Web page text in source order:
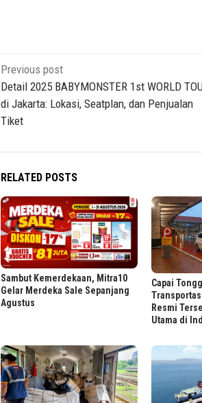
Post
navigation
Previous post
Detail 2025 BABYMONSTER 1st WORLD
di Jakarta: Lokasi, Seatplan, dan Penjualan
Tiket
RELATED POSTS
Sambut Kemerdekaan, Mitra10
Gelar Merdeka Sale Sepanjang
Agustus
Capai
Resmi
Utama di